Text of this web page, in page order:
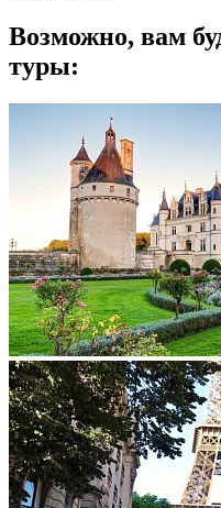
Возможно, вам
туры: